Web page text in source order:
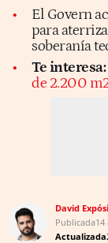
El Govern
para
soberanía
Te interesa:
de 2.200
David
Publicada14
Actualizada